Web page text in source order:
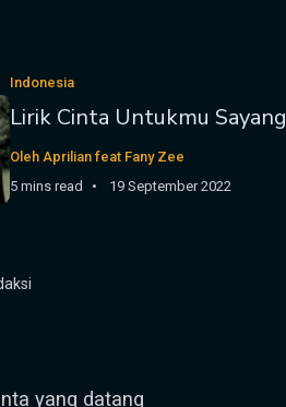
Indonesia
Lirik Cinta Untukmu Sayang
Oleh Aprilian feat Fany Zee
5 mins read
19 September 2022
yang datang